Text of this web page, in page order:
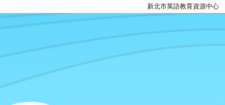
新北市英語教育資源中心